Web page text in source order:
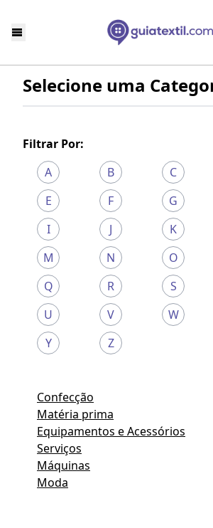
Selecione uma
Filtrar Por:
A
B C
E
F G
I
J K
M
N O
Q
R S
U
V W
Y
Z
Confecção
Matéria prima
Equipamentos e Acessórios
Serviços
Máquinas
Moda